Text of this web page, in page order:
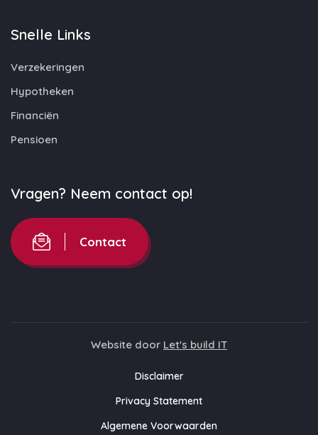
Snelle Links
Verzekeringen
Hypotheken
Financiën
Pensioen
Vragen? Neem contact op!
Contact
Website door Let's build IT
Disclaimer
Privacy Statement
Algemene Voorwaarden